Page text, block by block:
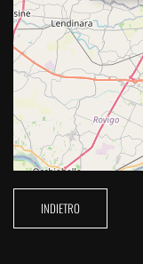
INDIETRO